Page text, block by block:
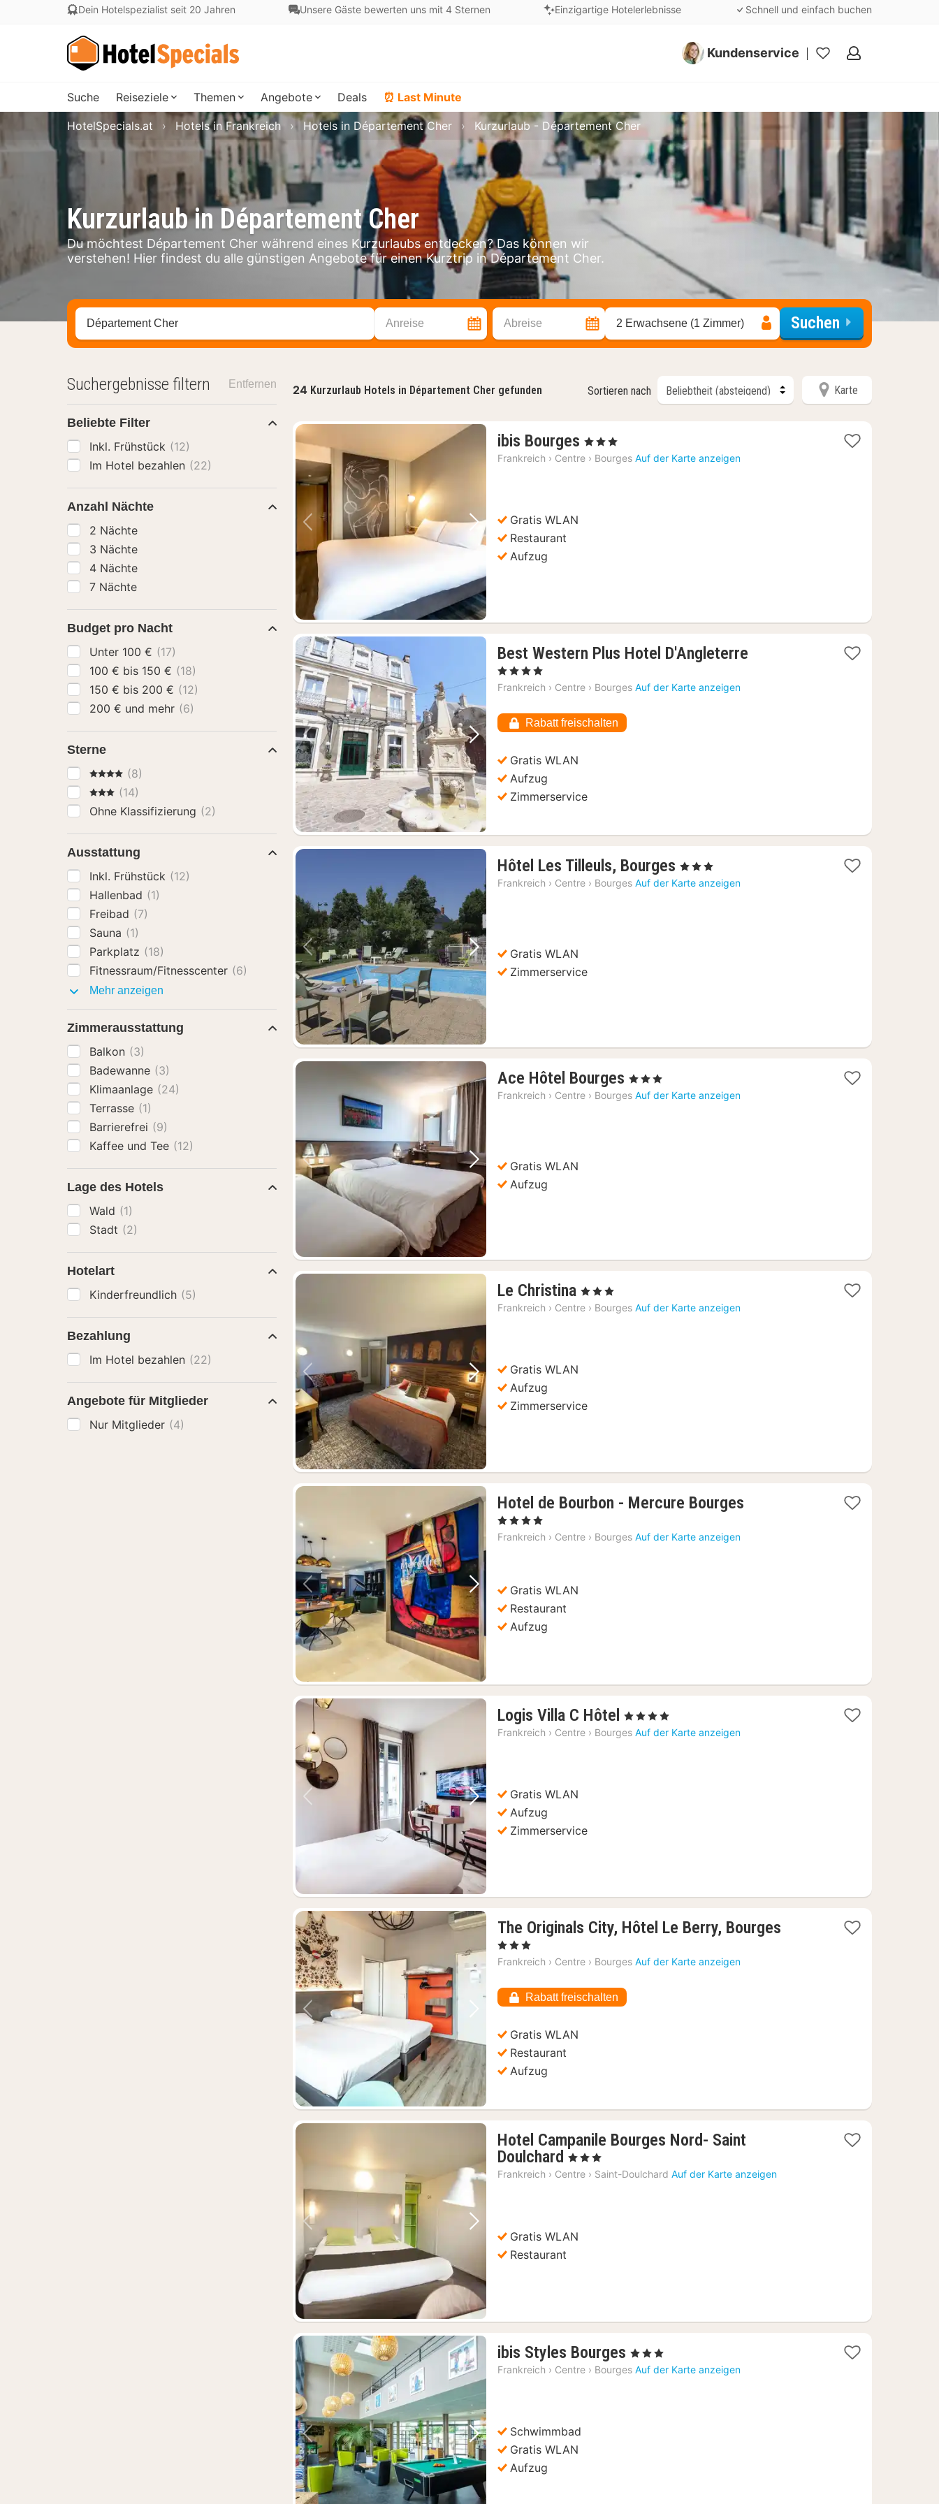
Dein Hotelspezialist seit 20 Jahren Unsere Gäste bewerten uns mit 4 Sternen Einzigartige Hotelerlebnisse Schnell und einfach buchen
Kundenservice
Meine
Suche Reiseziele Themen Angebote Deals ⏰ Last Minute
Kurzurlaub in Département Cher
Du möchtest Département Cher während eines Kurzurlaubs entdecken? Das können wir
verstehen! Hier findest du alle günstigen Angebote für einen Kurztrip in Département Cher.
HotelSpecials.at Hotels in Frankreich Hotels in Département Cher Kurzurlaub - Département Cher
Stadt, Region oder Hotel suchen Anreise Abreise 2 Erwachsene (1 Zimmer) Suchen
24 Kurzurlaub Hotels in Département Cher gefunden Sortieren nach Karte
Vorheriges Bild Nächstes Bild
ibis Bourges 1
Nacht
, 3 Sterne
Frankreich › Centre › Bourges Auf der Karte anzeigen
Gratis WLAN
Restaurant
Aufzug
Vorheriges Bild Nächstes Bild
Best Western Plus Hotel D'Angleterre
, 4 Sterne
Frankreich › Centre › Bourges Auf der Karte anzeigen
Rabatt freischalten
Gratis WLAN
Aufzug
Zimmerservice
Vorheriges Bild Nächstes Bild
Hôtel Les Tilleuls, Bourges 1
Nacht
, 3 Sterne
Frankreich › Centre › Bourges Auf der Karte anzeigen
Gratis WLAN
Zimmerservice
Vorheriges Bild Nächstes Bild
Ace Hôtel Bourges 1
Nacht
, 3 Sterne
Frankreich › Centre › Bourges Auf der Karte anzeigen
Gratis WLAN
Aufzug
Vorheriges Bild Nächstes Bild
Le Christina 1
Nacht
, 3 Sterne
Frankreich › Centre › Bourges Auf der Karte anzeigen
Gratis WLAN
Aufzug
Zimmerservice
Vorheriges Bild Nächstes Bild
Hotel de Bourbon - Mercure Bourges
, 4 Sterne
Frankreich › Centre › Bourges Auf der Karte anzeigen
Gratis WLAN
Restaurant
Aufzug
Vorheriges Bild Nächstes Bild
Logis Villa C Hôtel 1
Nacht
, 4 Sterne
Frankreich › Centre › Bourges Auf der Karte anzeigen
Gratis WLAN
Aufzug
Zimmerservice
Vorheriges Bild
The Originals City, Hôtel Le Berry, Bourges
, 3 Sterne
Frankreich › Centre › Bourges Auf der Karte anzeigen
Rabatt freischalten
Gratis WLAN
Restaurant
Aufzug
Vorheriges Bild Nächstes Bild
Hotel Campanile Bourges Nord- Saint
Doulchard 1
Nacht
, 3 Sterne
Frankreich › Centre › Saint-Doulchard Auf der Karte anzeigen
Gratis WLAN
Restaurant
Vorheriges Bild Nächstes Bild
ibis Styles Bourges 1
Nacht
, 3 Sterne
Frankreich › Centre › Bourges Auf der Karte anzeigen
Schwimmbad
Gratis WLAN
Aufzug
Suchergebnisse filtern Entfernen
Beliebte Filter
Inkl. Frühstück (12)
Im Hotel bezahlen (22)
Anzahl Nächte
2 Nächte
3 Nächte
4 Nächte
7 Nächte
Budget pro Nacht
Unter 100 € (17)
100 € bis 150 € (18)
150 € bis 200 € (12)
200 € und mehr (6)
Sterne
4 Sterne(8)
3 Sterne
(14)
Ohne Klassifizierung (2)
Ausstattung
Inkl. Frühstück (12)
Hallenbad (1)
Freibad (7)
Sauna (1)
Parkplatz (18)
Fitnessraum/Fitnesscenter (6)
Mehr anzeigen
Zimmerausstattung
Balkon (3)
Badewanne (3)
Klimaanlage (24)
Terrasse (1)
Barrierefrei (9)
Kaffee und Tee (12)
Lage des Hotels
Wald (1)
Stadt (2)
Hotelart
Kinderfreundlich (5)
Bezahlung
Im Hotel bezahlen (22)
Angebote für Mitglieder
Nur Mitglieder (4)